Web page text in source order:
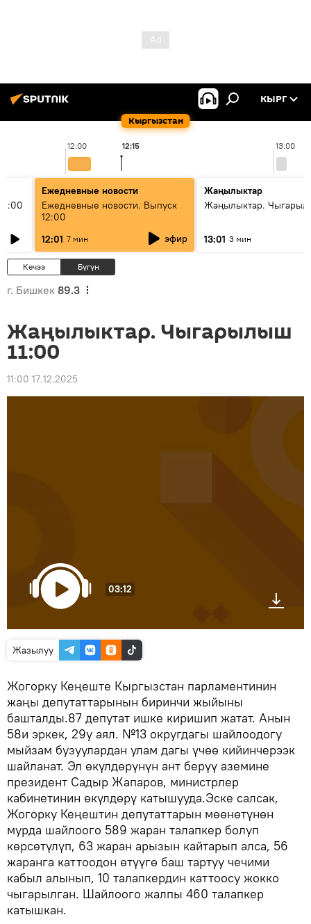
Кыргызстан
КЫРГ
12:00 13:00
12:15
Ежедневные новости
Ежедневные новости. Выпуск
12:00
12:01 7 мин эфир
Жаңылыктар
Жаңылыктар.
13:01 3 мин
Кечээ Бүгүн
г. Бишкек 89.3
Жаңылыктар. Чыгарылыш
11:00
11:00 17.12.2025
03:12
Жазылуу
Жогорку Кеңеште Кыргызстан парламентинин
жаңы депутаттарынын биринчи жыйыны
башталды.87 депутат ишке киришип жатат. Анын
58и эркек, 29у аял. №13 округдагы шайлоодогу
мыйзам бузуулардан улам дагы үчөө кийинчерээк
шайланат. Эл өкүлдөрүнүн ант берүү аземине
президент Садыр Жапаров, министрлер
кабинетинин өкүлдөрү катышууда.Эске салсак,
Жогорку Кеңештин депутаттарын мөөнөтүнөн
мурда шайлоого 589 жаран талапкер болуп
көрсөтүлүп, 63 жаран арызын кайтарып алса, 56
жаранга каттоодон өтүүгө баш тартуу чечими
кабыл алынып, 10 талапкердин каттоосу жокко
чыгарылган. Шайлоого жалпы 460 талапкер
катышкан.